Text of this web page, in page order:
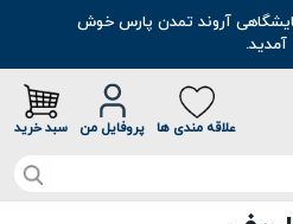
آروند تمدن پارس خوش
آمدید.
علاقه مندی ها پروفایل من سبد خرید